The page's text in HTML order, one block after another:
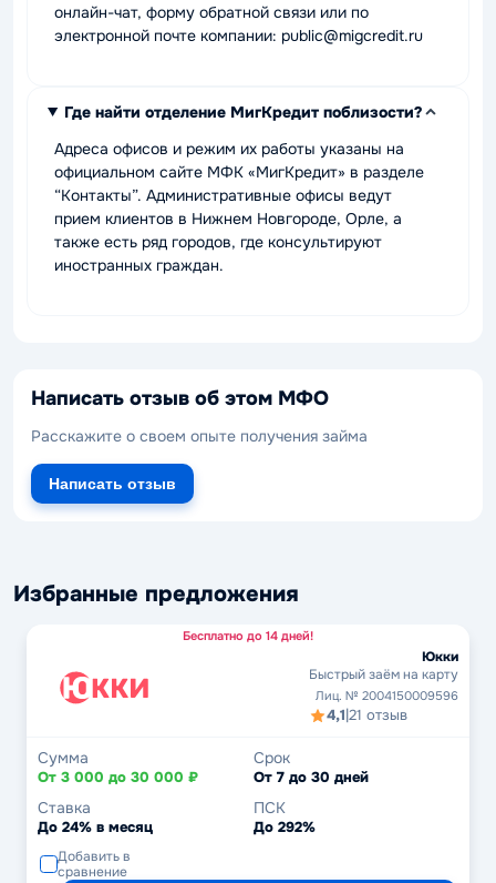
онлайн-чат, форму обратной связи или по
электронной почте компании: public@migcredit.ru
Где найти отделение МигКредит поблизости?
Адреса офисов и режим их работы указаны на
официальном сайте МФК «МигКредит» в разделе
“Контакты”. Административные офисы ведут
прием клиентов в Нижнем Новгороде, Орле, а
также есть ряд городов, где консультируют
иностранных граждан.
Написать отзыв об этом МФО
Расскажите о своем опыте получения займа
Написать отзыв
Избранные предложения
Бесплатно до 14 дней!
Юкки
Быстрый заём на карту
Лиц. № 2004150009596
4,1|21 отзыв
Сумма
От 3 000 до 30 000 ₽
Срок
От 7 до 30 дней
Ставка
До 24% в месяц
ПСК
До 292%
Добавить в
сравнение